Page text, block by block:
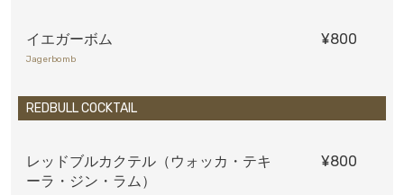
イエガーボム ¥800
Jagerbomb
REDBULL COCKTAIL
レッドブルカクテル（ウォッカ・テキ
ーラ・ジン・ラム）
¥800